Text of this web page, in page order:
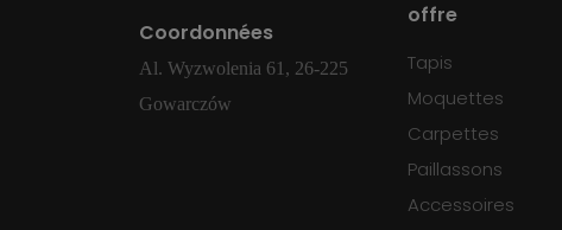
Coordonnées
Al. Wyzwolenia 61, 26-225
Gowarczów
offre
Tapis
Moquettes
Carpettes
Paillassons
Accessoires